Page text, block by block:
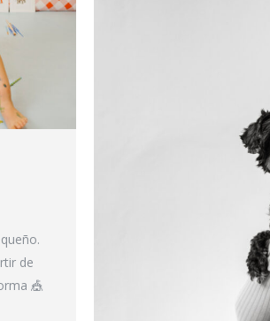
de
🎪